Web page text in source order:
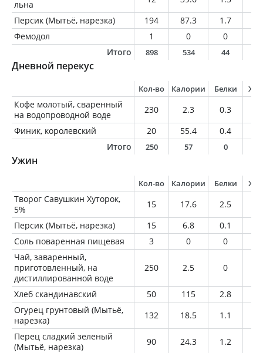
льна
Персик (Мытьё, нарезка)
194 87.3 1.7
Фемодол
1 0 0
Итого
898 534 44
Дневной перекус
Кол-во Калории Белки
Кофе молотый, сваренный
на водопроводной воде
230 2.3 0.3
Финик, королевский
20 55.4 0.4
Итого
250 57 0
Ужин
Кол-во Калории Белки
Творог Савушкин Хуторок,
5%
15 17.6 2.5
Персик (Мытьё, нарезка)
15 6.8 0.1
Соль поваренная пищевая
3 0 0
Чай, заваренный,
приготовленный, на
дистиллированной воде
250 2.5 0
Хлеб скандинавский 50 115 2.8
Огурец грунтовый (Мытьё,
нарезка)
132 18.5 1.1
Перец сладкий зеленый
(Мытьё, нарезка)
90 24.3 1.2